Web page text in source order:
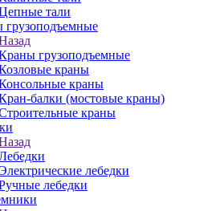
тали
грузоподъемные
грузоподъемные
краны
краны
балки (мостовые краны)
краны
лебедки
лебедки